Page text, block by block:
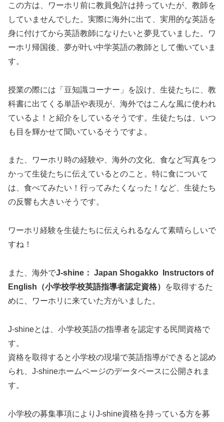
この方は、ワーホリ前に教員免許は持っていたが、教師を
していませんでした。実際に海外に出て、実用的な英語を
身に付けてから英語教師になりたいと夢見ていました。ワ
ーホリ帰国後、夢が叶い中学英語の教師として働いていま
す。
授業の際には「豆知識コーナー」を設け、生徒たちに、教
科書に出てくる単語や表現が、海外ではこんな風に使われ
ているよ！と紹介をしているそうです。生徒たちは、いつ
も目を輝かせて聞いているそうですよ。
また、ワーホリ時の経験や、海外の文化、食など写真をつ
かって生徒たちに伝えているとのこと。特に食について
は、食べてみたい！行ってみたくなった！など、生徒たち
の反響も大きいそうです。
ワーホリ経験を生徒たちに伝えられるなんて素晴らしいで
すね！
また、海外でJ-shine： Japan Shogakko Instructors of
English（小学校学校英語指導者認定資格）
を取得するた
めに、ワーホリに来ていた方がいました。
J-shineとは、小学校英語の指導者を認定する民間資格で
す。
資格を取得すると小学校の現場で英語指導ができると認め
られ、J-shineホームページのデータベースに公開されま
す。
小学校の募集事項によりJ-shine資格を持っている方を募